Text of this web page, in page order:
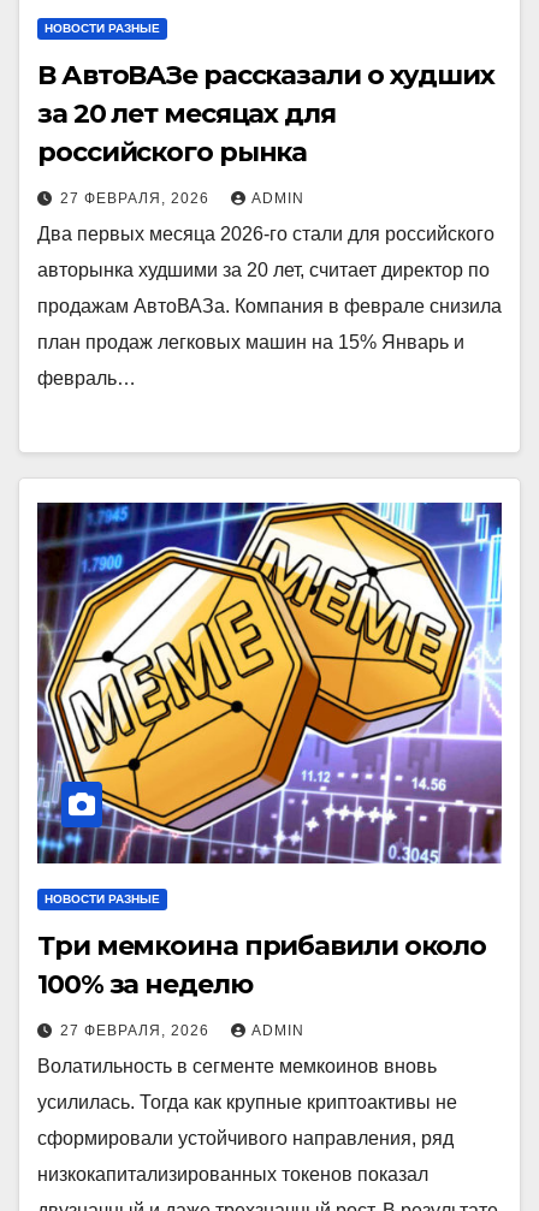
НОВОСТИ РАЗНЫЕ
В АвтоВАЗе рассказали о худших
за 20 лет месяцах для
российского рынка
27 ФЕВРАЛЯ, 2026 ADMIN
Два первых месяца 2026-го стали для российского
авторынка худшими за 20 лет, считает директор по
продажам АвтоВАЗа. Компания в феврале снизила
план продаж легковых машин на 15% Январь и
февраль…
НОВОСТИ РАЗНЫЕ
Три мемкоина прибавили около
100% за неделю
27 ФЕВРАЛЯ, 2026 ADMIN
Волатильность в сегменте мемкоинов вновь
усилилась. Тогда как крупные криптоактивы не
сформировали устойчивого направления, ряд
низкокапитализированных токенов показал